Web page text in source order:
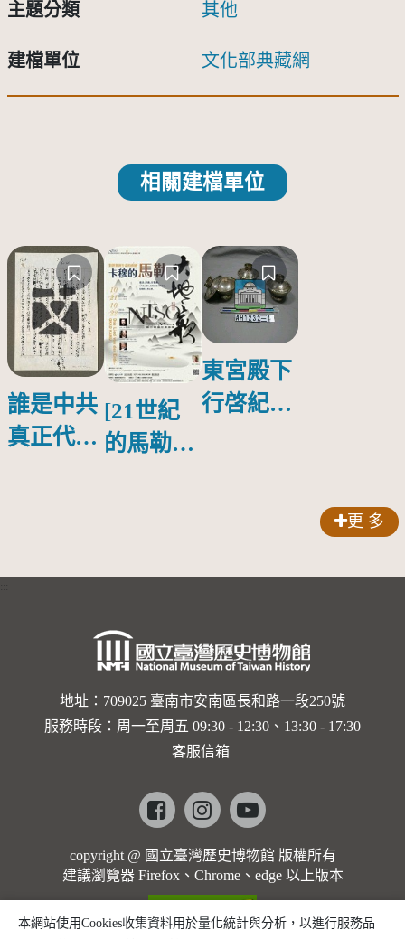
主題分類 其他
建檔單位 文化部典藏網
相關建檔單位
誰是中共
真正代言
[21世紀
的馬勒、
的依戀—
勒大地之
歌]【對
世界與生
命的依戀
馬勒大地
之歌】
東宮殿下
行啓紀念
更 多
地址：709025 臺南市安南區長和路一段250號
服務時段：周一至周五 09:30 - 12:30、13:30 - 17:30
客服信箱
Facebookinstagramyoutube
copyright @ 國立臺灣歷史博物館 版權所有
建議瀏覽器 Firefox、Chrome、edge 以上版本
本網站使用Cookies收集資料用於量化統計與分析，以進行服務品